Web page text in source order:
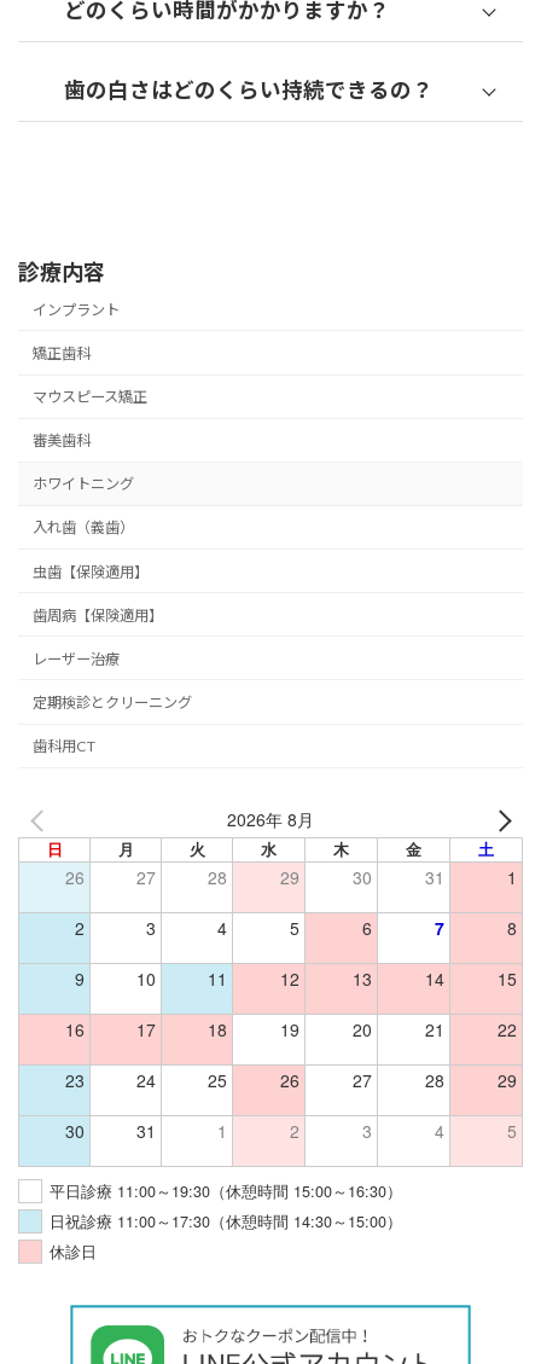
どのくらい時間がかかりますか？
歯の白さはどのくらい持続できるの？
診療内容
インプラント
矯正歯科
マウスピース矯正
審美歯科
ホワイトニング
入れ歯（義歯）
虫歯【保険適用】
歯周病【保険適用】
レーザー治療
定期検診とクリーニング
歯科用CT
2026年 8月
日 月 火 水 木 金 土
26 27 28 29 30 31 1
2 3 4 5 6 7 8
9 10 11 12 13 14 15
16 17 18 19 20 21 22
23 24 25 26 27 28 29
30 31 1 2 3 4 5
平日診療 11:00～19:30（休憩時間 15:00～16:30）
日祝診療 11:00～17:30（休憩時間 14:30～15:00）
休診日